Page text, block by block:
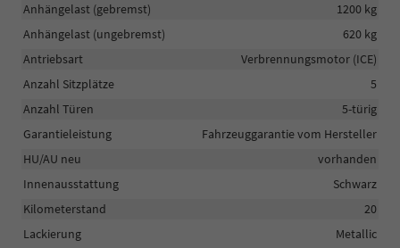
Anhängelast (gebremst)
1200 kg
Anhängelast (ungebremst)
620 kg
Antriebsart
Verbrennungsmotor (ICE)
Anzahl Sitzplätze
5
Anzahl Türen
5-türig
Garantieleistung
Fahrzeuggarantie vom Hersteller
HU/AU neu
vorhanden
Innenausstattung
Schwarz
Kilometerstand
20
Lackierung
Metallic